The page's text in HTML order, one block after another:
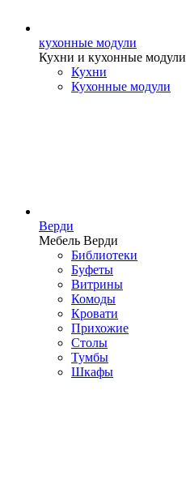
кухонные модули
Кухни и кухонные модули
Кухни
Кухонные модули
Верди
Мебель Верди
Библиотеки
Буфеты
Витрины
Комоды
Кровати
Прихожие
Столы
Тумбы
Шкафы